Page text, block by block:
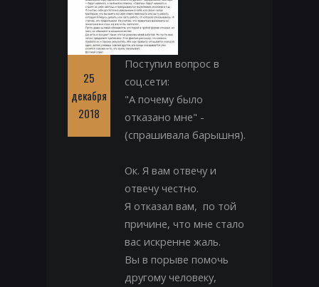
25
декабря
2018
Поступил вопрос в
соц.сети:
"А почему было
отказано мне" -
(спрашивала барышня).
Ок. Я вам отвечу и
отвечу честно.
Я отказал вам, по той
причине, что мне стало
вас искренне жаль.
Вы в порыве помочь
другому человеку,